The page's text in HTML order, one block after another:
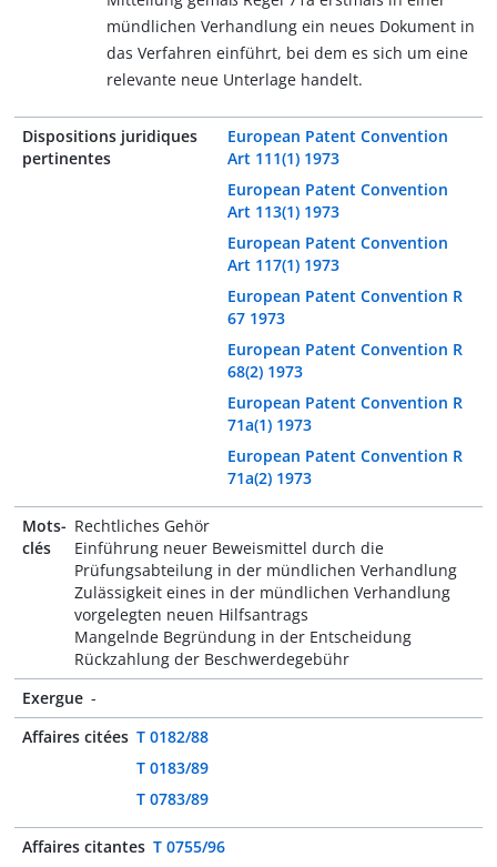
mündlichen Verhandlung ein neues Dokument in
das Verfahren einführt, bei dem es sich um eine
relevante neue Unterlage handelt.
Dispositions juridiques
pertinentes
European Patent Convention
Art 111(1) 1973
European Patent Convention
Art 113(1) 1973
European Patent Convention
Art 117(1) 1973
European Patent Convention R
67 1973
European Patent Convention R
68(2) 1973
European Patent Convention R
71a(1) 1973
European Patent Convention R
71a(2) 1973
Mots-
clés
Rechtliches Gehör
Einführung neuer Beweismittel durch die
Prüfungsabteilung in der mündlichen Verhandlung
Zulässigkeit eines in der mündlichen Verhandlung
vorgelegten neuen Hilfsantrags
Mangelnde Begründung in der Entscheidung
Rückzahlung der Beschwerdegebühr
Exergue -
Affaires citées T 0182/88
T 0183/89
T 0783/89
Affaires citantes T 0755/96